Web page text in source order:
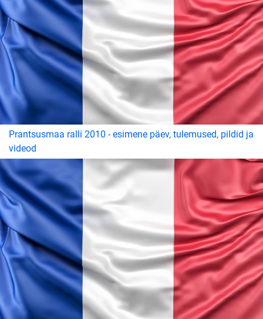
Prantsusmaa ralli 2010 - esimene päev, tulemused, pildid ja
videod